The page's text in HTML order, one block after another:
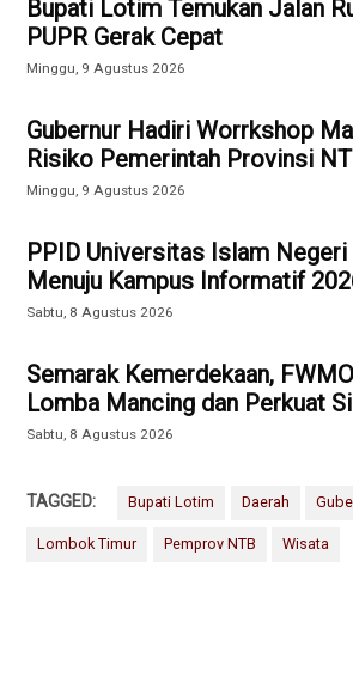
Bupati Lotim Temukan Jalan
PUPR Gerak Cepat
Minggu, 9 Agustus 2026
Gubernur Hadiri Worrkshop
Risiko Pemerintah Provinsi
Minggu, 9 Agustus 2026
PPID Universitas Islam
Menuju Kampus Informatif
Sabtu, 8 Agustus 2026
Semarak Kemerdekaan,
Lomba Mancing dan Perkuat
Sabtu, 8 Agustus 2026
TAGGED: Bupati Lotim Daerah
Lombok Timur Pemprov NTB Wisata